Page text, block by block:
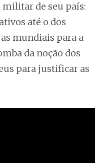
de seu país:
até o dos
mundiais para a
da noção dos
para justificar as